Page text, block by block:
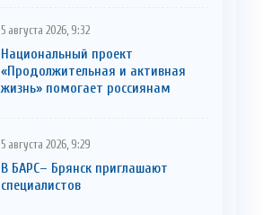
5 августа 2026, 9:32
Национальный проект
«Продолжительная и активная
жизнь» помогает россиянам
5 августа 2026, 9:29
В БАРС– Брянcк приглaшают
cпециaлистoв